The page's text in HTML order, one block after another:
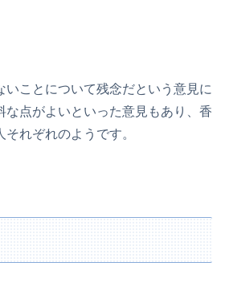
いことについて残念だという意見に
な点がよいといった意見もあり、香
れぞれのようです。